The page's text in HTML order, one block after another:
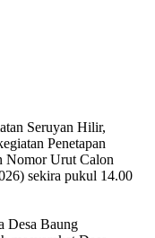
Seruyan Hilir,
Penetapan
Nomor Urut Calon
sekira pukul 14.00
Desa Baung